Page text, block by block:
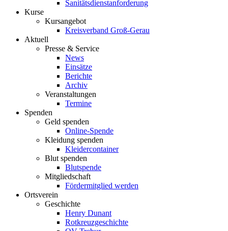
Sanitätsdienstanforderung
Kurse
Kursangebot
Kreisverband Groß-Gerau
Aktuell
Presse & Service
News
Einsätze
Berichte
Archiv
Veranstaltungen
Termine
Spenden
Geld spenden
Online-Spende
Kleidung spenden
Kleidercontainer
Blut spenden
Blutspende
Mitgliedschaft
Fördermitglied werden
Ortsverein
Geschichte
Henry Dunant
Rotkreuzgeschichte